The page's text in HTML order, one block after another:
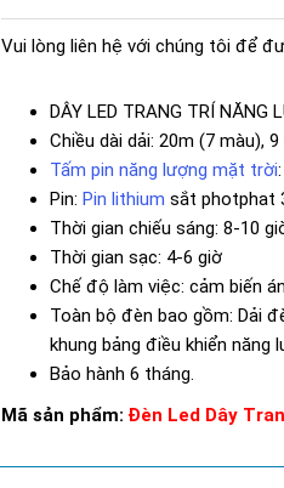
Vui lòng liên hệ với chúng tôi để
DÂY LED TRANG TRÍ NĂNG
Chiều dài dải: 20m (7 màu),
Tấm pin năng lượng mặt trời
Pin: Pin lithium sắt photphat
Thời gian chiếu sáng: 8-10
Thời gian sạc: 4-6 giờ
Chế độ làm việc: cảm biến
Toàn bộ đèn bao gồm: Dải
khung bảng điều khiển
Bảo hành 6 tháng.
Mã sản phẩm: Đèn Led Dây